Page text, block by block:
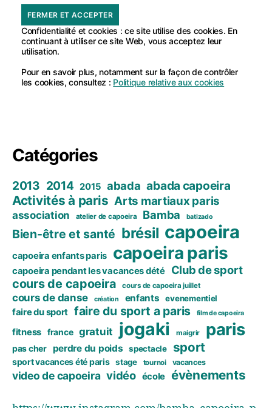
Confidentialité et cookies : ce site utilise des cookies. En
continuant à utiliser ce site Web, vous acceptez leur
utilisation.
Pour en savoir plus, notamment sur la façon de contrôler
les cookies, consultez : Politique relative aux cookies
Catégories
2013 2014 2015 abada abada capoeira
Activités à paris Arts martiaux paris
association atelier de capoeira Bamba batizado
Bien-être et santé brésil capoeira
capoeira enfants paris capoeira paris
capoeira pendant les vacances dété Club de sport
cours de capoeira cours de capoeira juillet
cours de danse création enfants evenementiel
faire du sport faire du sport a paris film de capoeira
fitness france gratuit jogaki maigrir paris
pas cher perdre du poids spectacle sport
sport vacances été paris stage tournoi vacances
video de capoeira vidéo école évènements